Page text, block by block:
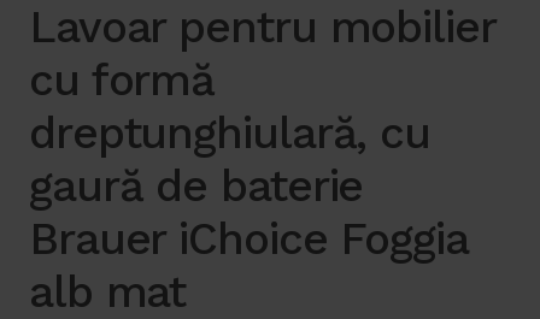
Lavoar pentru mobilier
cu formă
dreptunghiulară, cu
gaură de baterie
Brauer iChoice Foggia
alb mat